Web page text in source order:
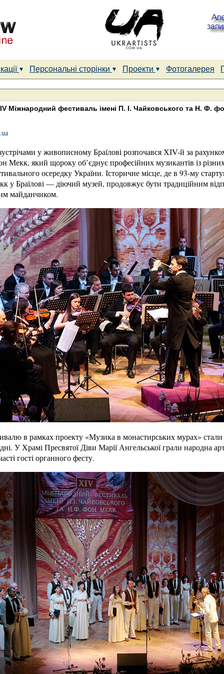
Персональні сторінки Проекти Фотогалерея
Міжнародний фестиваль імені П. І. Чайковського та Н. Ф.
у живописному Браїлові розпочався ХІV-й за
який щороку об’єднує професійних музикантів із різних
осередку України. Історичне місце, де в 93-му
у Браїлові — діючий музей, продовжує бути традиційним
майданчиком.
в рамках проекту «Музика в монастирських мурах» стали
У Храмі Пресвятої Діви Марії Ангельської грали народна
гості органного фесту.